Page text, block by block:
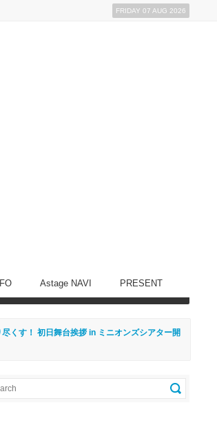
FRIDAY 07 AUG 2026
Astage NAVI PRESENT
くす！ 初日舞台挨拶 in ミニオンズシアター開